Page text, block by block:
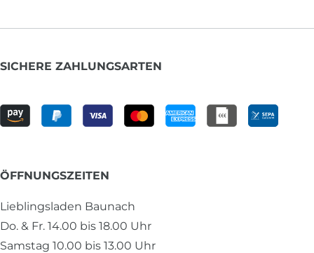
SICHERE ZAHLUNGSARTEN
ÖFFNUNGSZEITEN
Lieblingsladen Baunach
Do. & Fr. 14.00 bis 18.00 Uhr
Samstag 10.00 bis 13.00 Uhr